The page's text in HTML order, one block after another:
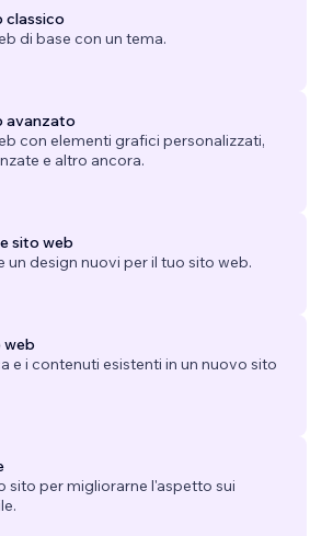
classico
di base con un tema.
avanzato
con elementi grafici personalizzati,
e altro ancora.
sito web
un design nuovi per il tuo sito web.
web
e i contenuti esistenti in un nuovo sito
sito per migliorarne l'aspetto sui